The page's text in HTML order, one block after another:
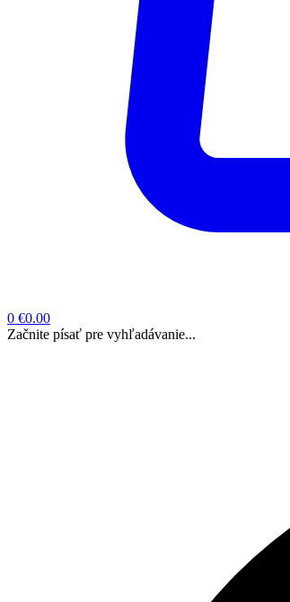
0 €0.00
Začnite písať pre vyhľadávanie...